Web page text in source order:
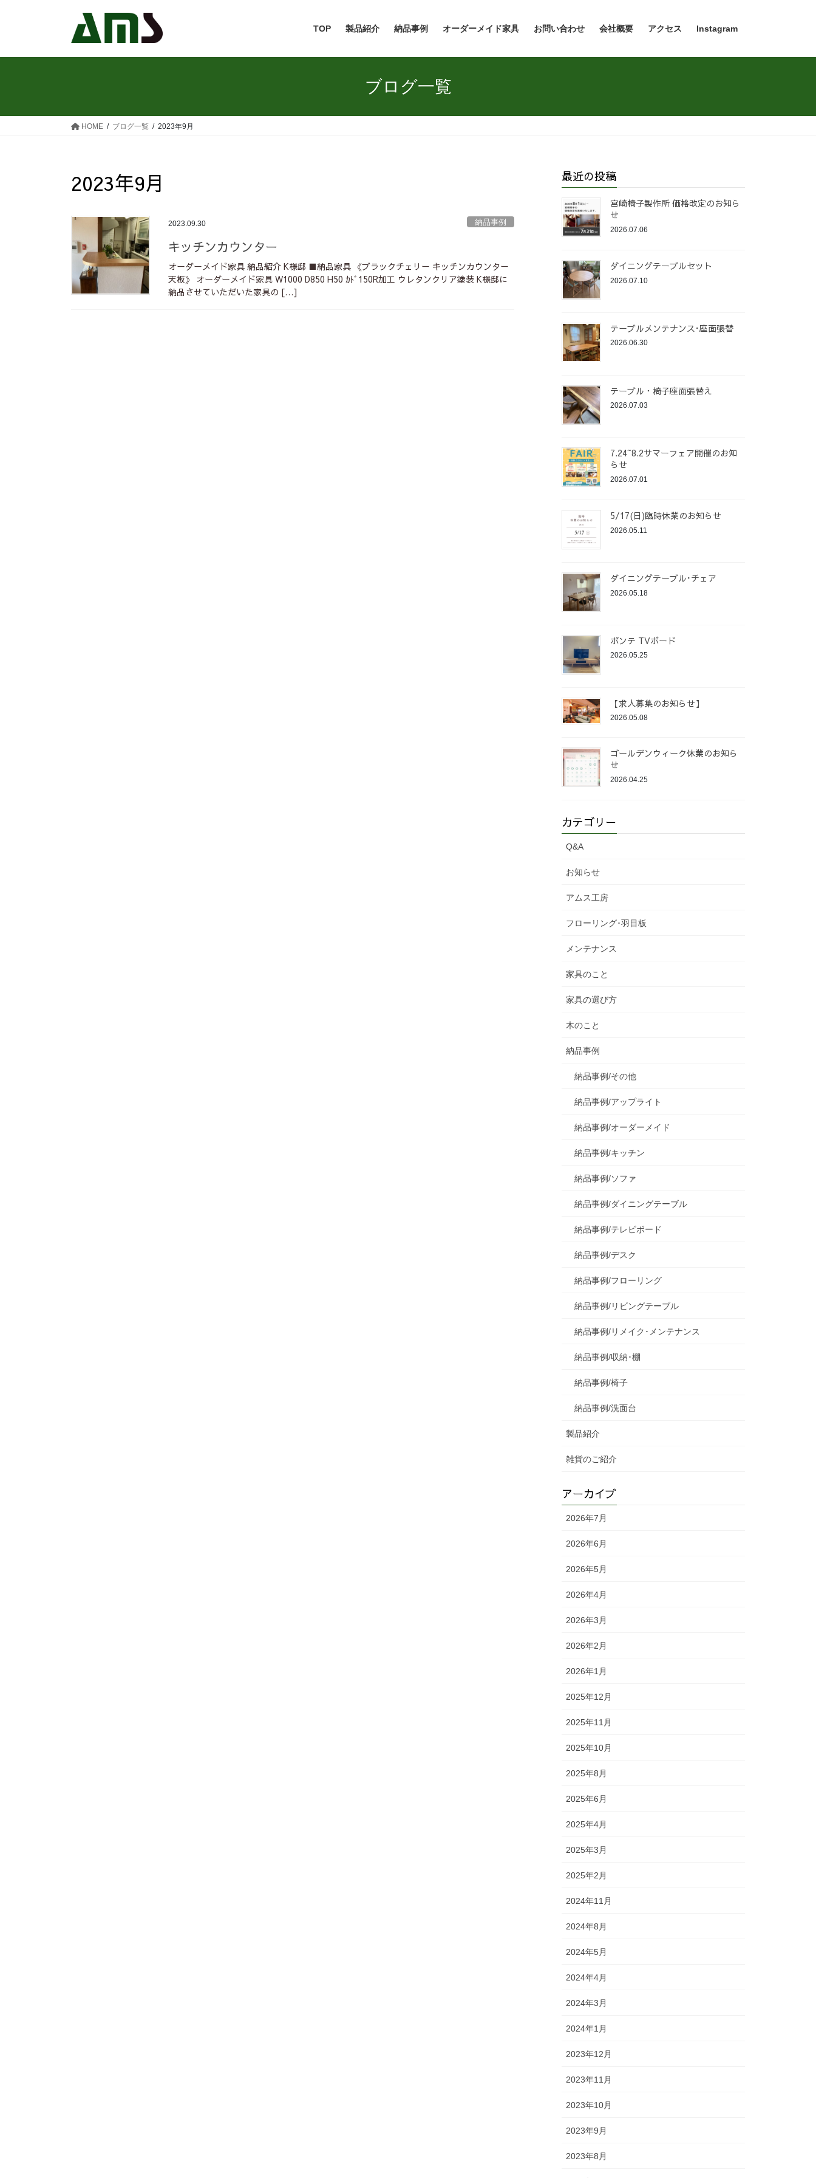
TOP 製品紹介 納品事例 オーダーメイド家具 お問い合わせ 会社概要 アクセス Instagram
ブログ一覧
HOME ブログ一覧 2023年9月
2023年9月
2023.09.30 納品事例
キッチンカウンター
オーダーメイド家具 納品紹介 K様邸 ■納品家具 《ブラックチェリー キッチンカウンター
天板》 オーダーメイド家具 W1000 D850 H50 ｶﾄﾞ150R加工 ウレタンクリア塗装 K様邸に
納品させていただいた家具の […]
最近の投稿
宮崎椅子製作所 価格改定のお知ら
せ
2026.07.06
ダイニングテーブルセット
2026.07.10
テーブルメンテナンス･座面張替
2026.06.30
テーブル・椅子座面張替え
2026.07.03
7.24~8.2サマーフェア開催のお知
らせ
2026.07.01
5/17(日)臨時休業のお知らせ
2026.05.11
ダイニングテーブル･チェア
2026.05.18
ポンテ TVボード
2026.05.25
【求人募集のお知らせ】
2026.05.08
ゴールデンウィーク休業のお知ら
せ
2026.04.25
カテゴリー
Q&A
お知らせ
アムス工房
フローリング･羽目板
メンテナンス
家具のこと
家具の選び方
木のこと
納品事例
納品事例/その他
納品事例/アップライト
納品事例/オーダーメイド
納品事例/キッチン
納品事例/ソファ
納品事例/ダイニングテーブル
納品事例/テレビボード
納品事例/デスク
納品事例/フローリング
納品事例/リビングテーブル
納品事例/リメイク･メンテナンス
納品事例/収納･棚
納品事例/椅子
納品事例/洗面台
製品紹介
雑貨のご紹介
アーカイブ
2026年7月
2026年6月
2026年5月
2026年4月
2026年3月
2026年2月
2026年1月
2025年12月
2025年11月
2025年10月
2025年8月
2025年6月
2025年4月
2025年3月
2025年2月
2024年11月
2024年8月
2024年5月
2024年4月
2024年3月
2024年1月
2023年12月
2023年11月
2023年10月
2023年9月
2023年8月